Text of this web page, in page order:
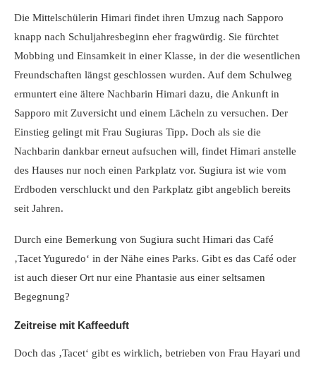
Die Mittelschülerin Himari findet ihren Umzug nach Sapporo
knapp nach Schuljahresbeginn eher fragwürdig. Sie fürchtet
Mobbing und Einsamkeit in einer Klasse, in der die wesentlichen
Freundschaften längst geschlossen wurden. Auf dem Schulweg
ermuntert eine ältere Nachbarin Himari dazu, die Ankunft in
Sapporo mit Zuversicht und einem Lächeln zu versuchen. Der
Einstieg gelingt mit Frau Sugiuras Tipp. Doch als sie die
Nachbarin dankbar erneut aufsuchen will, findet Himari anstelle
des Hauses nur noch einen Parkplatz vor. Sugiura ist wie vom
Erdboden verschluckt und den Parkplatz gibt angeblich bereits
seit Jahren.
Durch eine Bemerkung von Sugiura sucht Himari das Café
‚Tacet Yuguredo‘ in der Nähe eines Parks. Gibt es das Café oder
ist auch dieser Ort nur eine Phantasie aus einer seltsamen
Begegnung?
Zeitreise mit Kaffeeduft
Doch das ‚Tacet‘ gibt es wirklich, betrieben von Frau Hayari und